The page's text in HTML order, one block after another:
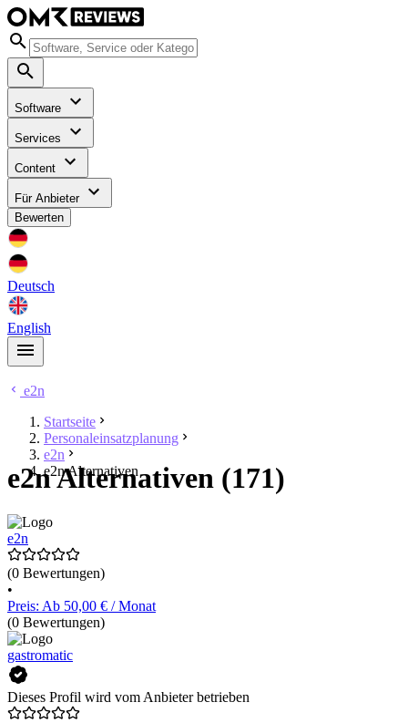
Software
Services
Content
Für Anbieter
Bewerten
Deutsch
English
e2n
Startseite
Personaleinsatzplanung
e2n
e2n Alternativen
e2n Alternativen (171)
e2n
(0 Bewertungen)
•
Preis: Ab 50,00 € / Monat
(0 Bewertungen)
gastromatic
Dieses Profil wird vom Anbieter betrieben